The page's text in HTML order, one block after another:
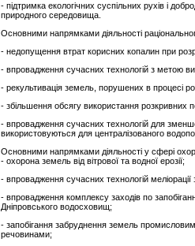
- підтримка екологічних суспільних рухів і
природного середовища.
Основними напрямками діяльності
- недопущення втрат корисних копалин при
- впровадження сучасних технологій з метою
- рекультивація земель, порушених в процесі
- збільшення обсягу використання розкривних
- впровадження сучасних технологій для
використовуються для централізованого
Основними напрямками діяльності у сфері
- охорона земель від вітрової та водної ерозії;
- впровадження сучасних технологій
- впровадження комплексу заходів по
Дніпровського водосховищ;
- запобігання забруднення земель
речовинами;